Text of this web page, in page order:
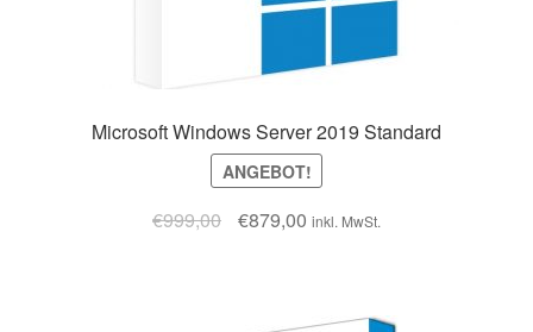
Microsoft Windows Server 2019 Standard
ANGEBOT!
€999,00 €879,00 inkl. MwSt.